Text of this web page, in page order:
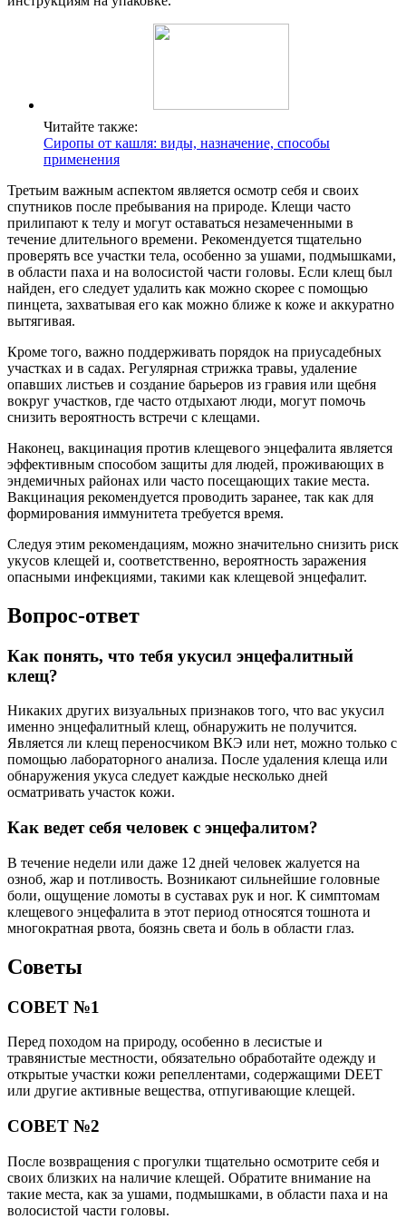
Читайте также:
Сиропы от кашля: виды, назначение, способы
применения
Третьим важным аспектом является осмотр себя и своих
спутников после пребывания на природе. Клещи часто
прилипают к телу и могут оставаться незамеченными в
течение длительного времени. Рекомендуется тщательно
проверять все участки тела, особенно за ушами, подмышками,
в области паха и на волосистой части головы. Если клещ был
найден, его следует удалить как можно скорее с помощью
пинцета, захватывая его как можно ближе к коже и аккуратно
вытягивая.
Кроме того, важно поддерживать порядок на приусадебных
участках и в садах. Регулярная стрижка травы, удаление
опавших листьев и создание барьеров из гравия или щебня
вокруг участков, где часто отдыхают люди, могут помочь
снизить вероятность встречи с клещами.
Наконец, вакцинация против клещевого энцефалита является
эффективным способом защиты для людей, проживающих в
эндемичных районах или часто посещающих такие места.
Вакцинация рекомендуется проводить заранее, так как для
формирования иммунитета требуется время.
Следуя этим рекомендациям, можно значительно снизить риск
укусов клещей и, соответственно, вероятность заражения
опасными инфекциями, такими как клещевой энцефалит.
Вопрос-ответ
Как понять, что тебя укусил энцефалитный
клещ?
Никаких других визуальных признаков того, что вас укусил
именно энцефалитный клещ, обнаружить не получится.
Является ли клещ переносчиком ВКЭ или нет, можно только с
помощью лабораторного анализа. После удаления клеща или
обнаружения укуса следует каждые несколько дней
осматривать участок кожи.
Как ведет себя человек с энцефалитом?
В течение недели или даже 12 дней человек жалуется на
озноб, жар и потливость. Возникают сильнейшие головные
боли, ощущение ломоты в суставах рук и ног. К симптомам
клещевого энцефалита в этот период относятся тошнота и
многократная рвота, боязнь света и боль в области глаз.
Советы
СОВЕТ №1
Перед походом на природу, особенно в лесистые и
травянистые местности, обязательно обработайте одежду и
открытые участки кожи репеллентами, содержащими DEET
или другие активные вещества, отпугивающие клещей.
СОВЕТ №2
После возвращения с прогулки тщательно осмотрите себя и
своих близких на наличие клещей. Обратите внимание на
такие места, как за ушами, подмышками, в области паха и на
волосистой части головы.